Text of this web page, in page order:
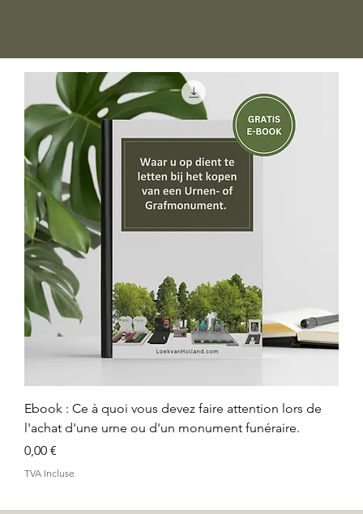
Ebook : Ce à quoi vous devez faire attention lors de
l'achat d'une urne ou d'un monument funéraire.
Prix
0,00 €
TVA Incluse